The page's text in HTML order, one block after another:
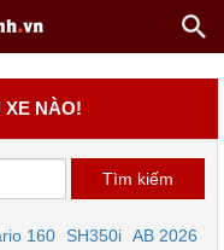
XE NÀO!
160 SH350i AB 2026